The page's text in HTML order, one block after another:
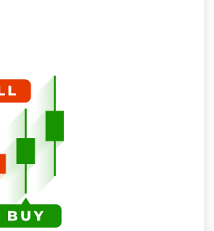
移動平均線を分析する際、ト
ムの変化をより迅速に把握す
ことがよくあります。